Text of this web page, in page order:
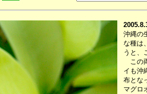
沖縄の
な種は
うと、
この
イも沖
布とな
マグロ